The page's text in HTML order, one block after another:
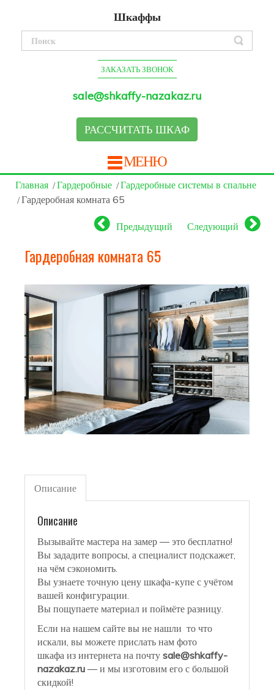
Шкаффы
ЗАКАЗАТЬ ЗВОНОК
sale@shkaffy-nazakaz.ru
РАССЧИТАТЬ ШКАФ
МЕНЮ
Главная Гардеробные
Гардеробные системы в спальне
Гардеробная комната 65
Предыдущий Следующий
Гардеробная комната 65
Описание
Описание
Вызывайте мастера на замер — это бесплатно!
Вы зададите вопросы, а специалист подскажет,
на чём сэкономить.
Вы узнаете точную цену шкафа-купе с учётом
вашей конфигурации.
Вы пощупаете материал и поймёте разницу.
Если на нашем сайте вы не нашли то что
искали, вы можете прислать нам фото
шкафа из интернета на почту sale@shkaffy-
nazakaz.ru — и мы изготовим его с большой
скидкой!